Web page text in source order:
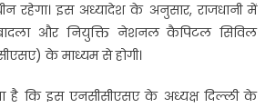
रहेगा। इस अध्यादेश के अनुसार, राजधानी में
और नियुक्ति नेशनल कैपिटल सिविल
के माध्यम से होगी।
है कि इस एनसीसीएसए के अध्यक्ष दिल्ली के